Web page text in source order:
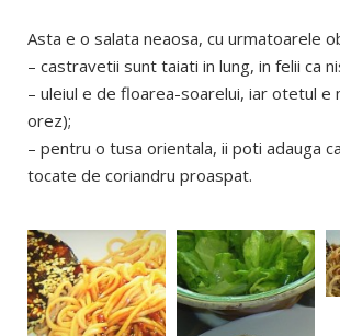
Asta e o salata neaosa, cu urmatoarele
– castravetii sunt taiati in lung, in felii ca
– uleiul e de floarea-soarelui, iar otetul e
orez);
– pentru o tusa orientala, ii poti adauga
tocate de coriandru proaspat.